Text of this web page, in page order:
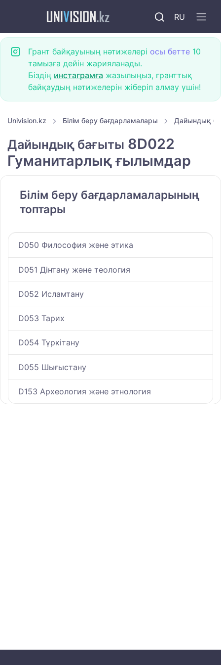
RU
Грант байқауының нәтижелері осы бетте 10
тамызға дейін жарияланады.
Біздің инстаграмға жазылыңыз, гранттық
байқаудың нәтижелерін жіберіп алмау үшін!
Univision.kz Білім беру бағдарламалары Дайындық
Дайындық бағыты 8D022
Гуманитарлық ғылымдар
Білім беру бағдарламаларының
топтары
D050 Философия және этика
D051 Дінтану және теология
D052 Исламтану
D053 Тарих
D054 Түркітану
D055 Шығыстану
D153 Археология және этнология